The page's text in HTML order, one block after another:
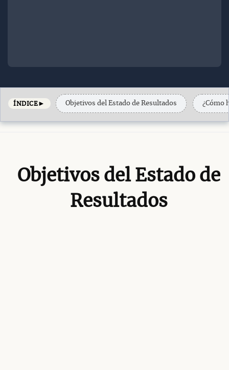
ÍNDICE► Objetivos del Estado de Resultados ¿Cómo
Objetivos del Estado de
Resultados